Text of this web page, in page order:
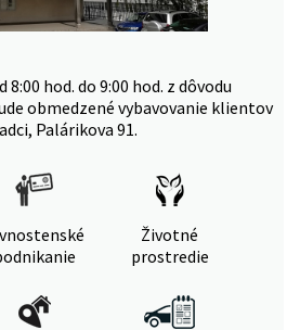
8:00 hod. do 9:00 hod. z dôvodu
obmedzené vybavovanie klientov
Palárikova 91.
Životné
prostredie